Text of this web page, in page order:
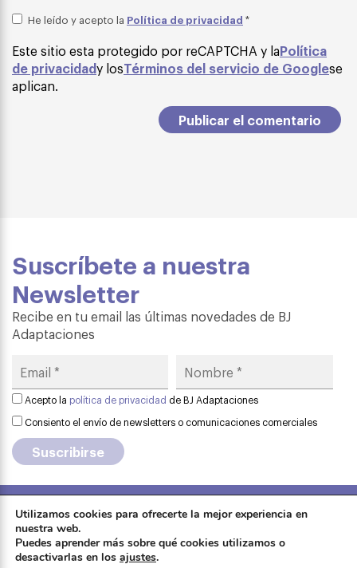
He leído y acepto la Política de privacidad *
Este sitio esta protegido por reCAPTCHA y laPolítica
de privacidady losTérminos del servicio de Googlese
aplican.
Suscríbete a nuestra
Newsletter
Recibe en tu email las últimas novedades de BJ
Adaptaciones
Acepto la política de privacidad de BJ Adaptaciones
Consiento el envío de newsletters o comunicaciones comerciales
Formación
Política de cookies· Contactar
Utilizamos cookies para ofrecerte la mejor experiencia en
nuestra web.
Puedes aprender más sobre qué cookies utilizamos o
desactivarlas en los ajustes.